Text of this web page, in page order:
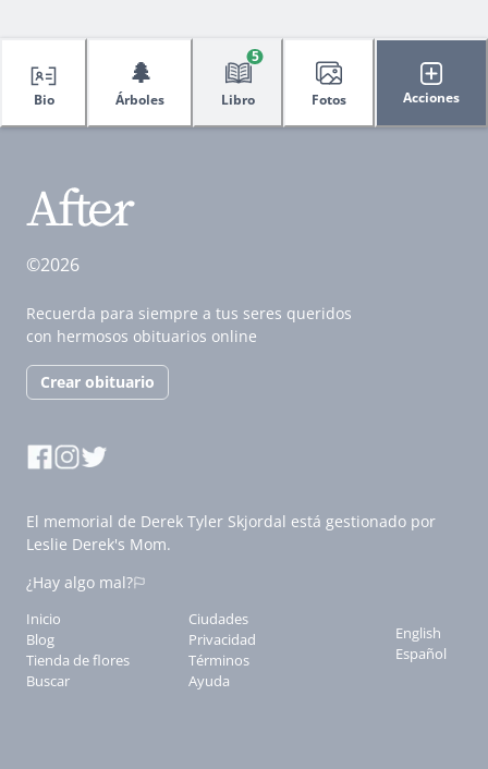
Bio
🌲
Árboles Libro
5
Fotos Acciones
©2026
Recuerda para siempre a tus seres queridos
con hermosos obituarios online
Crear obituario
El memorial de Derek Tyler Skjordal está gestionado por
Leslie Derek's Mom.
¿Hay algo mal?
Inicio
Blog
Tienda de flores
Buscar
Ciudades
Privacidad
Términos
Ayuda
English
Español